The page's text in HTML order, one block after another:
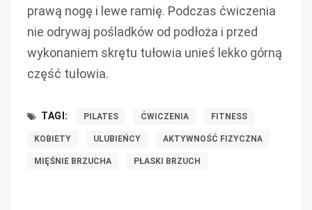
prawą nogę i lewe ramię. Podczas ćwiczenia
nie odrywaj pośladków od podłoża i przed
wykonaniem skrętu tułowia unieś lekko górną
część tułowia.
TAGI: PILATES ĆWICZENIA FITNESS
KOBIETY ULUBIEŃCY AKTYWNOŚĆ FIZYCZNA
MIĘŚNIE BRZUCHA PŁASKI BRZUCH